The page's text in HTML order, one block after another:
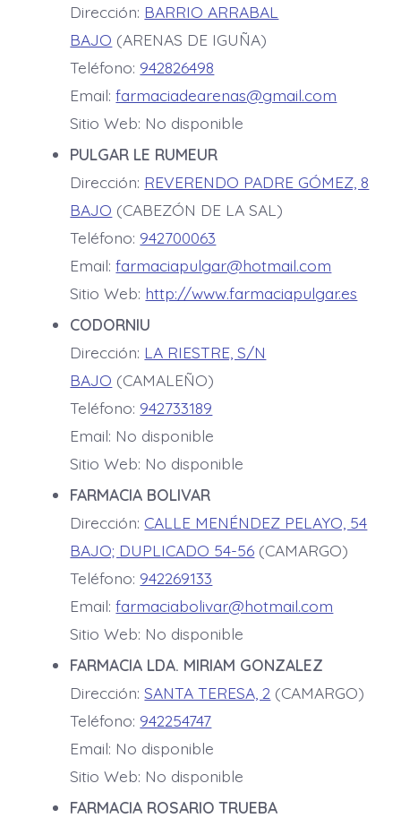
Dirección: BARRIO ARRABAL
BAJO (ARENAS DE IGUÑA)
Teléfono: 942826498
Email:farmaciadearenas@gmail.com
Sitio Web: No disponible
PULGAR LE RUMEUR
Dirección: REVERENDO PADRE GÓMEZ, 8
BAJO (CABEZÓN DE LA SAL)
Teléfono: 942700063
Email:farmaciapulgar@hotmail.com
Sitio Web: http://www.farmaciapulgar.es
CODORNIU
Dirección: LA RIESTRE, S/N
BAJO (CAMALEÑO)
Teléfono: 942733189
Email: No disponible
Sitio Web: No disponible
FARMACIA BOLIVAR
Dirección: CALLE MENÉNDEZ PELAYO, 54
BAJO; DUPLICADO 54-56 (CAMARGO)
Teléfono: 942269133
Email:farmaciabolivar@hotmail.com
Sitio Web: No disponible
FARMACIA LDA. MIRIAM GONZALEZ
Dirección:SANTA TERESA, 2 (CAMARGO)
Teléfono: 942254747
Email: No disponible
Sitio Web: No disponible
FARMACIA ROSARIO TRUEBA